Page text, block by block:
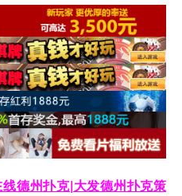
德州扑克|大发德州扑克策